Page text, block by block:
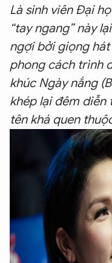
Là sinh viên Đại
“tay ngang” này
ngợi bởi giọng
phong cách trình
khúc Ngày nắng
khép lại đêm diễn
tên khá quen